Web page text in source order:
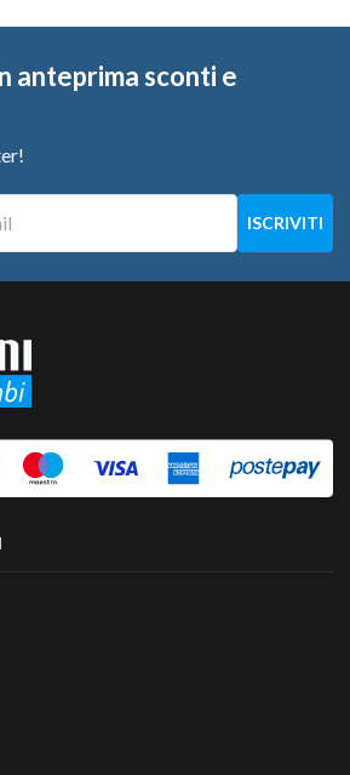
anteprima sconti e